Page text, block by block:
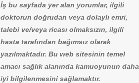
İş bu sayfada yer alan yorumlar, ilgili
doktorun doğrudan veya dolaylı emri,
talebi ve/veya ricası olmaksızın, ilgili
hasta tarafından bağımsız olarak
yazılmaktadır. Bu web sitesinin temel
amacı sağlık alanında kamuoyunun daha
iyi bilgilenmesini sağlamaktır.